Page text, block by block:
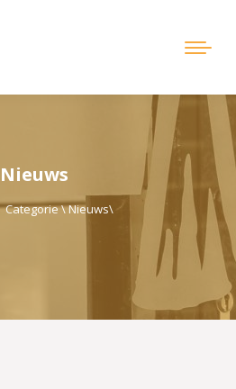
Nieuws
Categorie \ Nieuws\